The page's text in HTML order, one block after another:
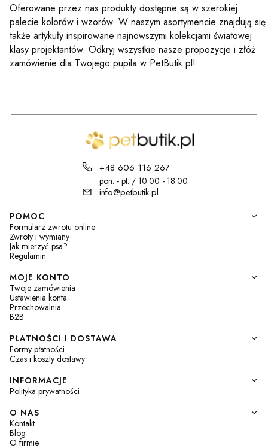
Oferowane przez nas produkty dostępne są w szerokiej
palecie kolorów i wzorów. W naszym asortymencie znajdują się
także artykuły inspirowane najnowszymi kolekcjami światowej
klasy projektantów. Odkryj wszystkie nasze propozycje i złóż
zamówienie dla Twojego pupila w PetButik.pl!
+48 606 116 267
pon. - pt. / 10:00 - 18:00
info@petbutik.pl
Linki w stopce
POMOC
Formularz zwrotu online
Zwroty i wymiany
Jak mierzyć psa?
Regulamin
MOJE KONTO
Twoje zamówienia
Ustawienia konta
Przechowalnia
B2B
PŁATNOŚCI I DOSTAWA
Formy płatności
Czas i koszty dostawy
INFORMACJE
Polityka prywatności
O NAS
Kontakt
Blog
O firmie